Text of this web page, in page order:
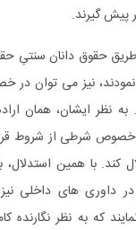
پیش گیرند.
طریق حقوق دانان
نمودند، نیز می توان
به نظر ایشان، همان
شرطی از شروط
کند. با همین
داوری های داخلی
که به نظر نگارنده